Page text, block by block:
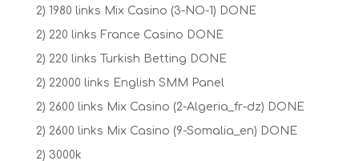
2) 1980 links Mix Casino (3-NO-1) DONE
2) 220 links France Casino DONE
2) 220 links Turkish Betting DONE
2) 22000 links English SMM Panel
2) 2600 links Mix Casino (2-Algeria_fr-dz) DONE
2) 2600 links Mix Casino (9-Somalia_en) DONE
2) 3000k